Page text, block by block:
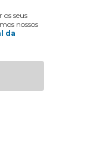
seus
nossos
da